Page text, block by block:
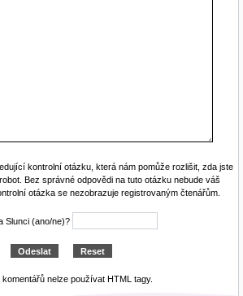
kontrolní otázku, která nám pomůže rozlišit, zda jste
Bez správné odpovědi na tuto otázku nebude váš
otázka se nezobrazuje registrovaným čtenářům.
Slunci (ano/ne)?
komentářů nelze používat HTML tagy.